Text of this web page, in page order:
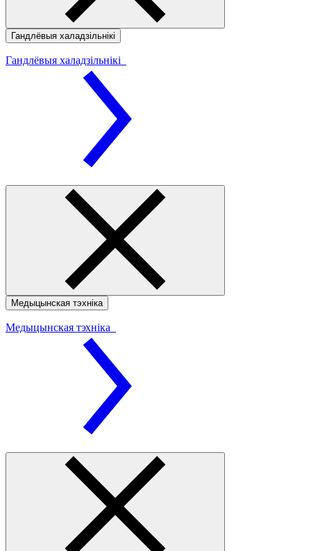
Гандлёвыя халадзільнікі
Гандлёвыя халадзільнікі
Медыцынская тэхніка
Медыцынская тэхніка